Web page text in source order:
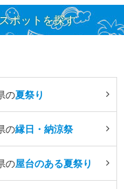
ポットを探す
の夏祭り
の縁日・納涼祭
の屋台のある夏祭り